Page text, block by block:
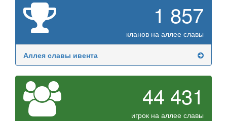
1 857
кланов на аллее славы
Аллея славы ивента
44 431
игрок на аллее славы